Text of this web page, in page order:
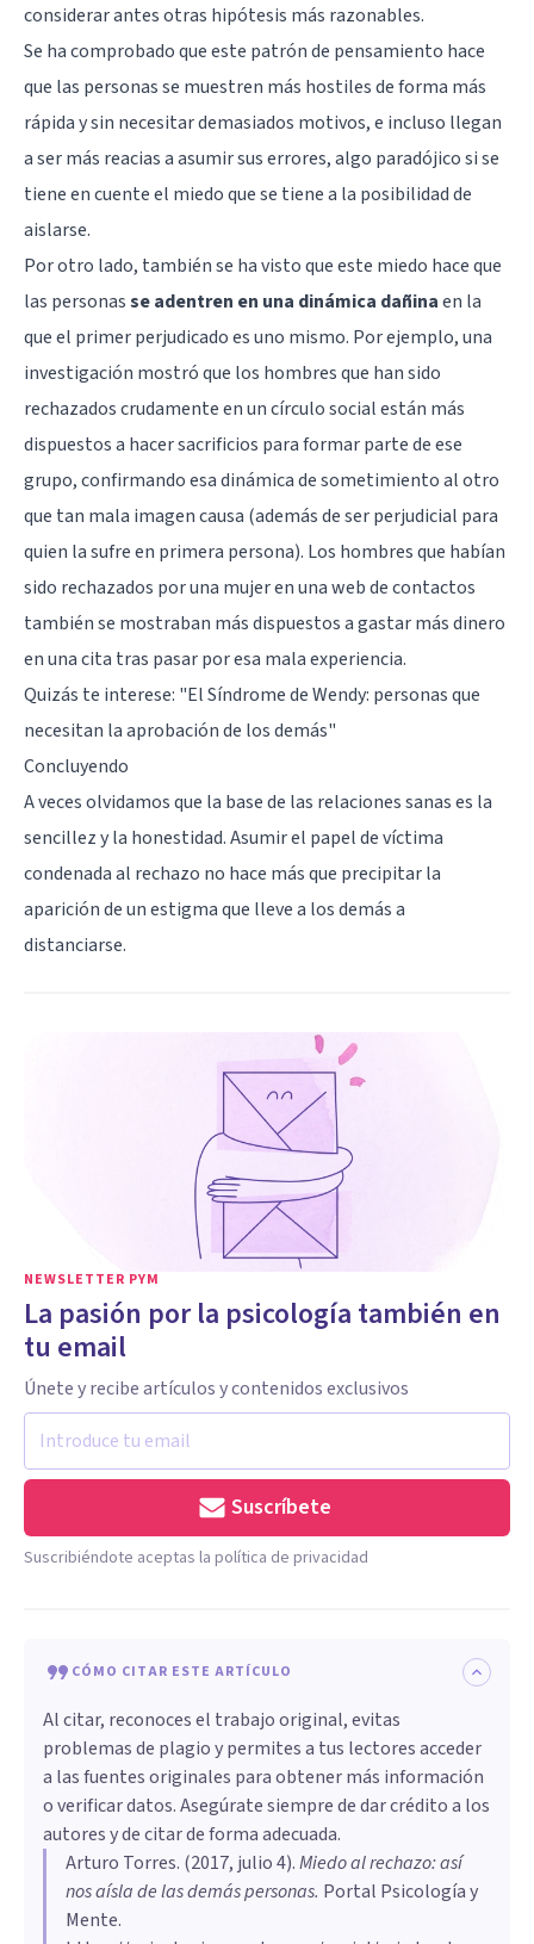
considerar antes otras hipótesis más razonables.
Se ha comprobado que este patrón de pensamiento hace
que las personas se muestren más hostiles de forma más
rápida y sin necesitar demasiados motivos, e incluso llegan
a ser más reacias a asumir sus errores, algo paradójico si se
tiene en cuente el miedo que se tiene a la posibilidad de
aislarse.
Por otro lado, también se ha vistoque este miedo hace que
las personasse adentren en una dinámica dañinaen la
que el primer perjudicado es uno mismo. Por ejemplo, una
investigación mostró que los hombres que han sido
rechazados crudamente en un círculo social están más
dispuestos a hacer sacrificios para formar parte de ese
grupo, confirmando esa dinámica de sometimiento al otro
que tan mala imagen causa (además de ser perjudicial para
quien la sufre en primera persona). Los hombres que habían
sido rechazados por una mujer en una web de contactos
también se mostraban más dispuestos a gastar más dinero
en una cita tras pasar por esa mala experiencia.
Quizás te interese: "El Síndrome de Wendy: personas que
necesitan la aprobación de los demás"
Concluyendo
A veces olvidamos que la base de las relaciones sanas es la
sencillez y la honestidad. Asumir el papel de víctima
condenada al rechazo no hace más que precipitar la
aparición de un estigma que lleve a los demás a
distanciarse.
NEWSLETTER PYM
La pasión por la psicología también en
tu email
Únete y recibe artículos y contenidos exclusivos
Suscríbete
Suscribiéndote aceptas la política de privacidad
CÓMO CITAR ESTE ARTÍCULO
Al citar, reconoces el trabajo original, evitas
problemas de plagio y permites a tus lectores acceder
a las fuentes originales para obtener más información
o verificar datos. Asegúrate siempre de dar crédito a los
autores y de citar de forma adecuada.
Arturo Torres. (2017, julio 4).Miedo al rechazo: así
nos aísla de las demás personas. Portal Psicología y
Mente.